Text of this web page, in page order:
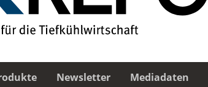
Newsletter
Mediadaten